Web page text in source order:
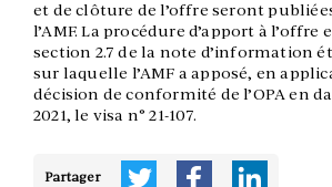
et de clôture de l’offre seront
l’AMF. La procédure d’apport à l’offre
section 2.7 de la note d’information
sur laquelle l’AMF a apposé, en
décision de conformité de l’OPA en
2021, le visa n° 21-107.
Partager